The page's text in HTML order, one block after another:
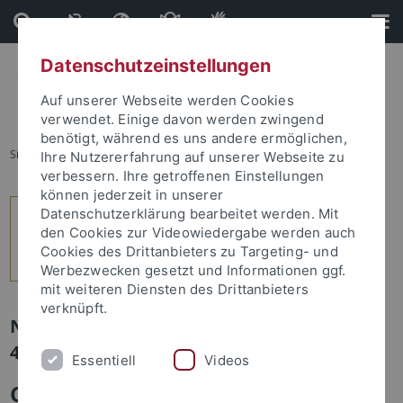
Direkt
zum
Inhalt
Direkt
zur
Fußleiste
Sie sind hier: Startseite ... 6
Newsletter Uni Tübingen aktuell Nr.
4/2011: Studium und Lehre
Chinesisch lernen bei 37 Grad
Datenschutzeinstellungen
Auf unserer Webseite werden Cookies
verwendet. Einige davon werden zwingend
benötigt, während es uns andere ermöglichen,
Ihre Nutzererfahrung auf unserer Webseite zu
verbessern. Ihre getroffenen Einstellungen
können jederzeit in unserer
Datenschutzerklärung bearbeitet werden. Mit
den Cookies zur Videowiedergabe werden auch
Cookies des Drittanbieters zu Targeting- und
Werbezwecken gesetzt und Informationen ggf.
mit weiteren Diensten des Drittanbieters
verknüpft.
Essentiell Videos